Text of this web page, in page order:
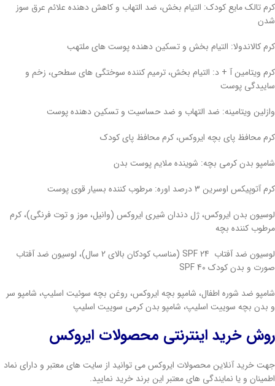
کرم تالک مایع کودک: التیام بخش، ضد التهاب و کاهش دهنده علائم عرق سوز
شدن
کرم کالاندولا: التیام بخش و تسکین دهنده پوست های ملتهب
کرم ویتامین آ + د: التیام بخش، ترمیم کننده سوختگی های سطحی، زخم و
ساییدگی پوست
وازلین ویتامینه: ضد التهاب و ضد حساسیت و تسکین دهنده پوست
کرم محافظ پای بچه ایروکس، کرم محافظ پای کودک
شامپو بدن کرمی بچه: شوینده ملایم پوست بدن
کرم آتوپیکس اوسرین 3 درصد اوره: مرطوب کننده بسیار قوی پوست
لوسیون بدن ایروکس، ژل دندان شیری ایروکس (وانیل، موز و توت فرنگی)، کرم
مرطوب کننده بچه
لوسیون ضد آفتاب SPF 24 (مناسب کودکان بالای 2 سال)، لوسیون ضد آفتاب
صورت و بدن کودک SPF 40
شامپو ضد شوره اطفال، شامپو بچه ایروکس، روغن بچه سوئیت اسلیپ، شامپو سر
و بدن بچه سوییت اسلیپ، شامپو بدن کرمی سوییت اسلیپ
روش خرید اینترنتی محصولات ایروکس
جهت خرید آنلاین محصولات ایروکس می توانید از سایت های معتبر و دارای نماد
اطمینان و یا نمایندگی های معتبر این برند خرید نمایید.